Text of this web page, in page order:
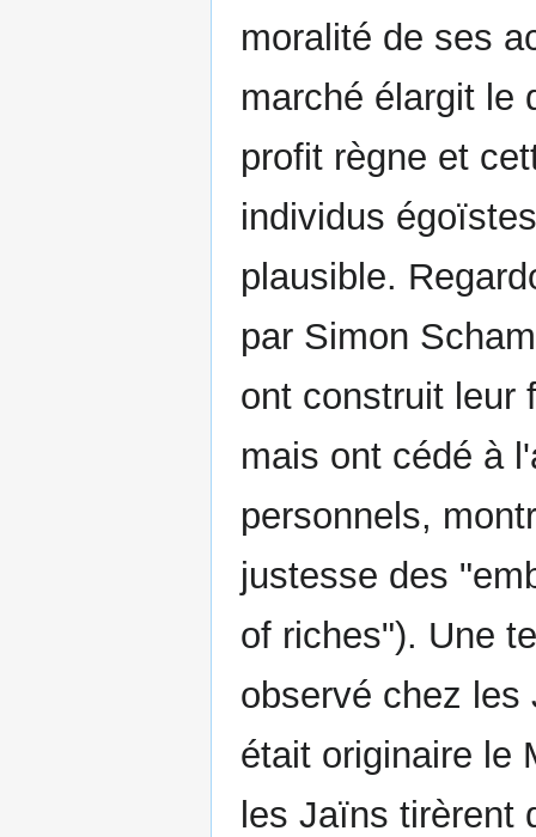
moralité de ses
marché élargit le
profit règne et
individus
plausible.
par Simon
ont construit leur
mais ont cédé à
personnels,
justesse des
of riches"). Une
observé chez les
était originaire le
les Jaïns tirèrent